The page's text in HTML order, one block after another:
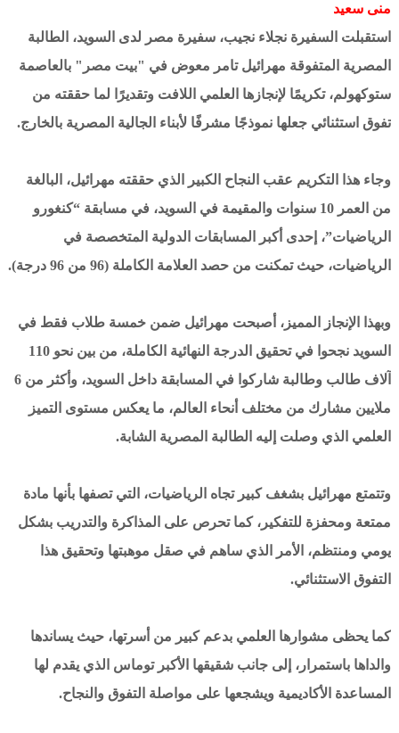
منى سعيد
استقبلت السفيرة نجلاء نجيب، سفيرة مصر لدى السويد، الطالبة
المصرية المتفوقة مهرائيل تامر معوض في "بيت مصر" بالعاصمة
ستوكهولم، تكريمًا لإنجازها العلمي اللافت وتقديرًا لما حققته من
تفوق استثنائي جعلها نموذجًا مشرفًا لأبناء الجالية المصرية بالخارج.
وجاء هذا التكريم عقب النجاح الكبير الذي حققته مهرائيل، البالغة
من العمر 10 سنوات والمقيمة في السويد، في مسابقة “كنغورو
الرياضيات”، إحدى أكبر المسابقات الدولية المتخصصة في
الرياضيات، حيث تمكنت من حصد العلامة الكاملة (96 من 96 درجة).
وبهذا الإنجاز المميز، أصبحت مهرائيل ضمن خمسة طلاب فقط في
السويد نجحوا في تحقيق الدرجة النهائية الكاملة، من بين نحو 110
آلاف طالب وطالبة شاركوا في المسابقة داخل السويد، وأكثر من 6
ملايين مشارك من مختلف أنحاء العالم، ما يعكس مستوى التميز
العلمي الذي وصلت إليه الطالبة المصرية الشابة.
وتتمتع مهرائيل بشغف كبير تجاه الرياضيات، التي تصفها بأنها مادة
ممتعة ومحفزة للتفكير، كما تحرص على المذاكرة والتدريب بشكل
يومي ومنتظم، الأمر الذي ساهم في صقل موهبتها وتحقيق هذا
التفوق الاستثنائي.
كما يحظى مشوارها العلمي بدعم كبير من أسرتها، حيث يساندها
والداها باستمرار، إلى جانب شقيقها الأكبر توماس الذي يقدم لها
المساعدة الأكاديمية ويشجعها على مواصلة التفوق والنجاح.